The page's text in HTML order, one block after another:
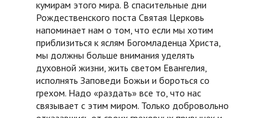
кумирам этого мира. В спасительные дни
Рождественского поста Святая Церковь
напоминает нам о том, что если мы хотим
приблизиться к яслям Богомладенца Христа,
мы должны больше внимания уделять
духовной жизни, жить светом Евангелия,
исполнять Заповеди Божьи и бороться со
грехом. Надо «раздать» все то, что нас
связывает с этим миром. Только добровольно